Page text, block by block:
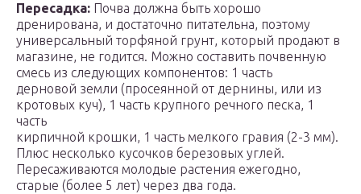
Пересадка: Почва должна быть хорошо
дренирована, и достаточно питательна, поэтому
универсальный торфяной грунт, который продают в
магазине, не годится. Можно составить почвенную
смесь из следующих компонентов: 1 часть
дерновой земли (просеянной от дернины, или из
кротовых куч), 1 часть крупного речного песка, 1
часть
кирпичной крошки, 1 часть мелкого гравия (2-3 мм).
Плюс несколько кусочков березовых углей.
Пересаживаются молодые растения ежегодно,
старые (более 5 лет) через два года.